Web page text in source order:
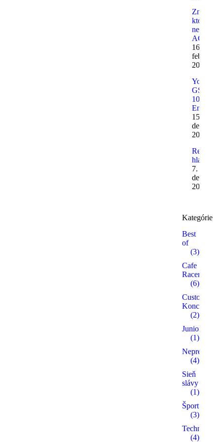
Značky
ktoré
ACE
16.
februára
2012
GSX-R
1000 K9
15.
2011
Reflexné
hlavy
7.
2011
Kategórie
Best
of
(3)
Cafe
Racer
(6)
Custom /
Koncepty
(2)
Junior
(1)
(4)
Sieň
slávy
(1)
Šport
(3)
Technika
(4)